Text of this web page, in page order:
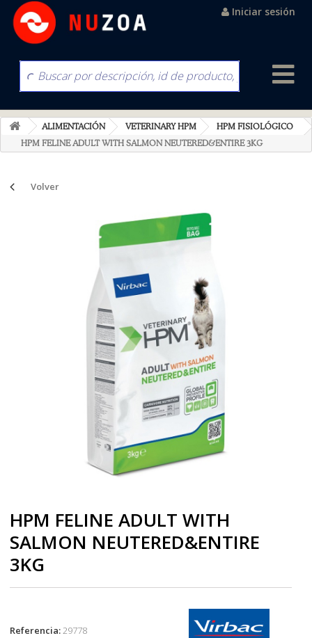
Iniciar sesión
ALIMENTACIÓN VETERINARY HPM
HPM FISIOLÓGICO
HPM FELINE ADULT WITH SALMON NEUTERED&ENTIRE 3KG
Volver
HPM FELINE ADULT WITH
SALMON NEUTERED&ENTIRE
3KG
Referencia:29778